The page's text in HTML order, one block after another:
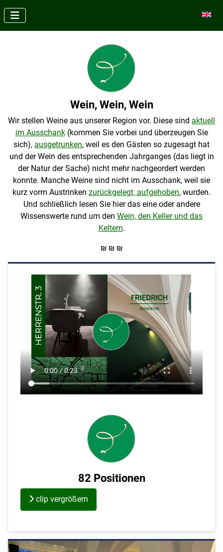
Wein, Wein, Wein
Wir stellen Weine aus unserer Region vor. Diese sind aktuell
im Ausschank(kommen Sie vorbei und überzeugen Sie
sich), ausgetrunken, weil es den Gästen so zugesagt hat
und der Wein des entsprechenden Jahrganges (das liegt in
der Natur der Sache) nicht mehr nachgeordert werden
konnte. Manche Weine sind nicht im Ausschank, weil sie
kurz vorm Austrinken zurückgelegt, aufgehoben, wurden.
Und schließlich lesen Sie hier das eine oder andere
Wissenswerte rund um den Wein, den Keller und das
Keltern.
₪ ₪ ₪
82 Positionen
clip vergrößern